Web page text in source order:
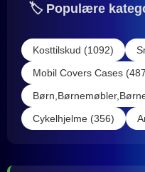
🏷️ Populære
Kosttilskud (1092)
Mobil Covers Cases
Cykelhjelme (356)